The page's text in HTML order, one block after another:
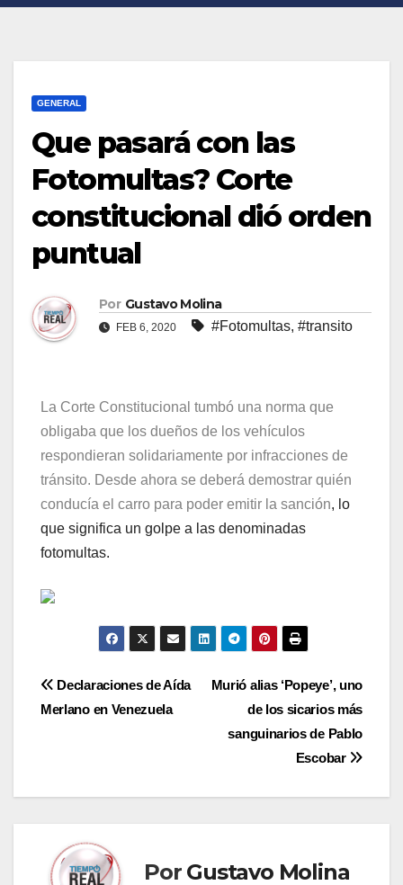
GENERAL
Que pasará con las
Fotomultas? Corte
constitucional dió orden
puntual
Por Gustavo Molina
FEB 6, 2020 #Fotomultas, #transito
La Corte Constitucional tumbó una norma que
obligaba que los dueños de los vehículos
respondieran solidariamente por infracciones de
tránsito. Desde ahora se deberá demostrar quién
conducía el carro para poder emitir la sanción, lo
que significa un golpe a las denominadas
fotomultas.
Navegación
Murió alias ‘Popeye’, uno
de los sicarios más
sanguinarios de Pablo
Escobar
Declaraciones de Aída
Merlano en Venezuela
Por Gustavo Molina